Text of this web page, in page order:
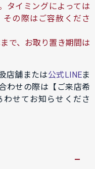
タイミングによっては
の際はご容赦くださ
で、お取り置き期間は
店舗または公式LINEま
わせの際は【ご来店希
せてお知らせくださ